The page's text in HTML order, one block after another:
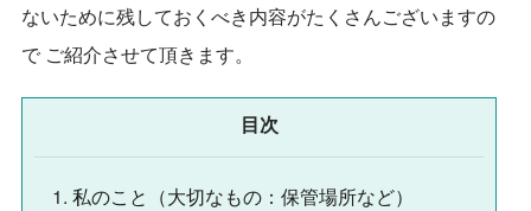
ないために残しておくべき内容がたくさんございますの
で ご紹介させて頂きます。
目次
私のこと（大切なもの：保管場所など）